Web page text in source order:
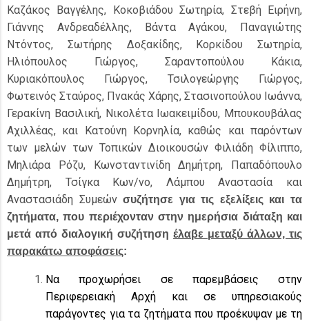
Καζάκος Βαγγέλης, Κοκοβιάδου Σωτηρία, Στεβή Ειρήνη,
Γιάννης Ανδρεαδέλλης, Βάντα Αγάκου, Παναγιώτης
Ντόντος, Σωτήρης Δοξακίδης, Κορκίδου Σωτηρία,
Ηλιόπουλος Γιώργος, Σαραντοπούλου Κάκια,
Κυριακόπουλος Γιώργος, Τσιλογεώργης Γιώργος,
Φωτεινός Σταύρος, Πνακάς Χάρης, Στασινοπούλου Ιωάννα,
Γερακίνη Βασιλική, Νικολέτα Ιωακειμίδου, Μπουκουβάλας
Αχιλλέας, και Κατούνη Κορνηλία, καθώς και παρόντων
των μελών των Τοπικών Διοικουσών Φιλιάδη Φίλιππο,
Μηλιάρα Ρόζυ, Κωνσταντινίδη Δημήτρη, Παπαδόπουλο
Δημήτρη, Τσίγκα Κων/νο, Λάμπου Αναστασία και
Αναστασιάδη Συμεώνσυζήτησε για τις εξελίξεις και τα
ζητήματα, που περιέχονταν στην ημερήσια διάταξη και
μετά από διαλογική συζήτηση έλαβε μεταξύ άλλων, τις
παρακάτω αποφάσεις:
Να προχωρήσει σε παρεμβάσεις στην
Περιφερειακή Αρχή και σε υπηρεσιακούς
παράγοντες για τα ζητήματα που προέκυψαν με τη